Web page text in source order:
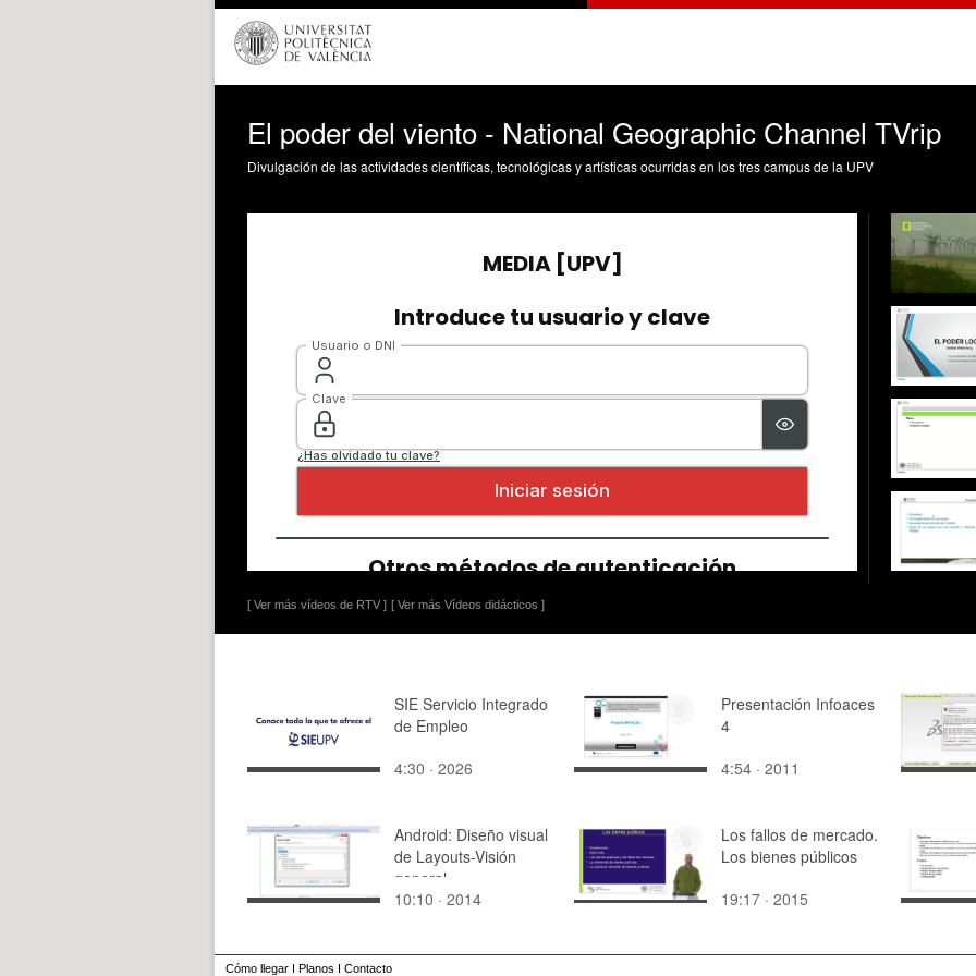
El poder del viento - National Geographic Channel TVrip
Divulgación de las actividades científicas, tecnológicas y artísticas ocurridas en los tres campus de la UPV
[ Ver más vídeos de RTV ] [ Ver más Vídeos didácticos ]
SIE Servicio Integrado
de Empleo
4:30 · 2026
Presentación Infoaces
4
4:54 · 2011
Android: Diseño visual
de Layouts-Visión
general
10:10 · 2014
Los fallos de mercado.
Los bienes públicos
19:17 · 2015
Cómo llegar I Planos I Contacto